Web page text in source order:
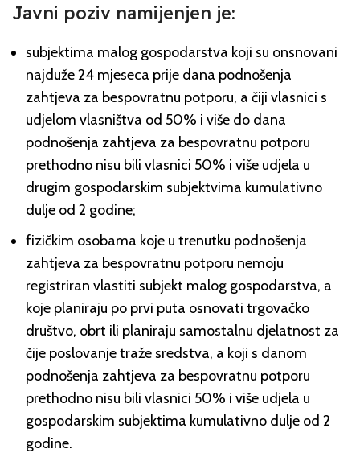
Javni poziv namijenjen je:
subjektima malog gospodarstva koji su onsnovani
najduže 24 mjeseca prije dana podnošenja
zahtjeva za bespovratnu potporu, a čiji vlasnici s
udjelom vlasništva od 50% i više do dana
podnošenja zahtjeva za bespovratnu potporu
prethodno nisu bili vlasnici 50% i više udjela u
drugim gospodarskim subjektvima kumulativno
dulje od 2 godine;
fizičkim osobama koje u trenutku podnošenja
zahtjeva za bespovratnu potporu nemoju
registriran vlastiti subjekt malog gospodarstva, a
koje planiraju po prvi puta osnovati trgovačko
društvo, obrt ili planiraju samostalnu djelatnost za
čije poslovanje traže sredstva, a koji s danom
podnošenja zahtjeva za bespovratnu potporu
prethodno nisu bili vlasnici 50% i više udjela u
gospodarskim subjektima kumulativno dulje od 2
godine.